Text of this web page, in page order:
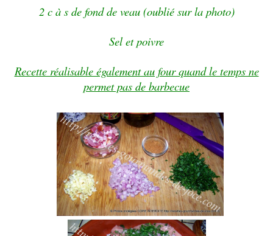
2 c à s de fond de veau (oublié sur la photo)
Sel et poivre
Recette réalisable également au four quand le temps ne
permet pas de barbecue